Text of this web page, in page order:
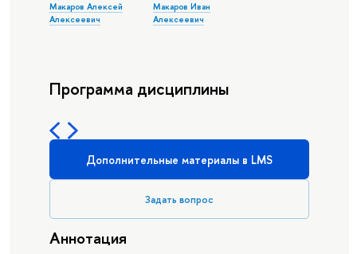
Макаров Алексей
Алексеевич
Макаров Иван
Алексеевич
Программа дисциплины
Дополнительные материалы в LMS
Задать вопрос
Аннотация